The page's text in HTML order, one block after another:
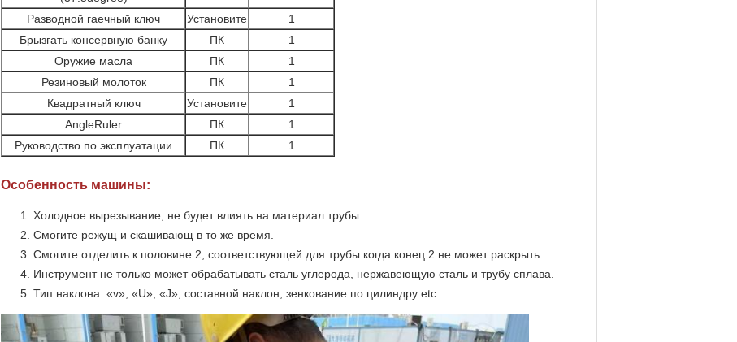
Разводной гаечный ключ Установите
1
Брызгать консервную банку
ПК
1
Оружие масла
ПК
1
Резиновый молоток
ПК
1
Квадратный ключ
Установите
1
AngleRuler
ПК
1
Руководство по эксплуатации
ПК 1
Особенность машины:
Холодное вырезывание, не будет влиять на материал трубы.
Смогите режущ и скашивающ в то же время.
Смогите отделить к половине 2, соответствующей для трубы когда конец 2 не может раскрыть.
Инструмент не только может обрабатывать сталь углерода, нержавеющую сталь и трубу сплава.
Тип наклона: «v»; «U»; «J»; составной наклон; зенкование по цилиндру etc.